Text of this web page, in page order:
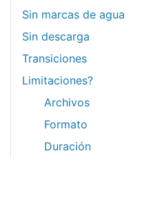
Sin marcas de agua
Sin descarga
Transiciones
Limitaciones?
Archivos
Formato
Duración